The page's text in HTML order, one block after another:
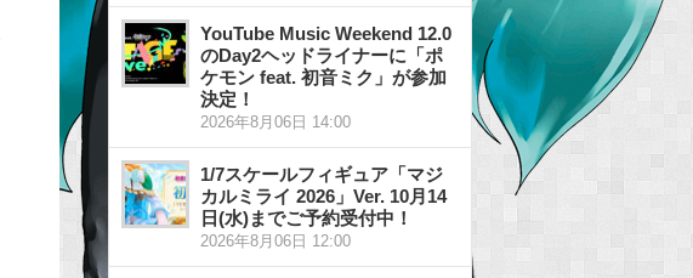
YouTube Music Weekend 12.0
のDay2ヘッドライナーに「ポ
ケモン feat. 初音ミク」が参加
決定！
2026年8月06日 14:00
1/7スケールフィギュア「マジ
カルミライ 2026」Ver. 10月14
日(水)までご予約受付中！
2026年8月06日 12:00